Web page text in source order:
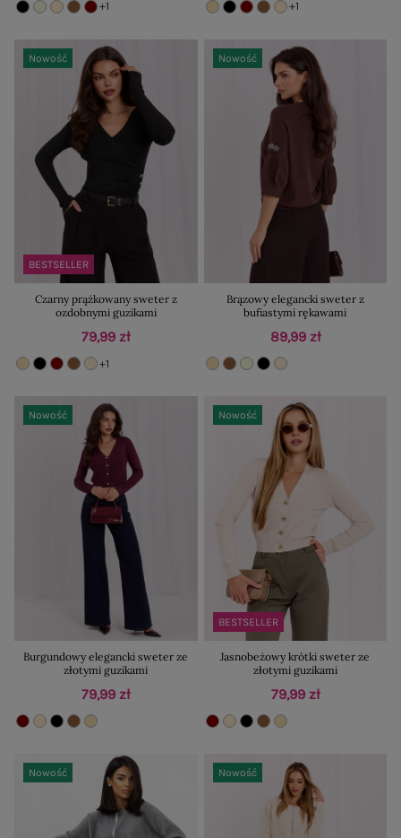
+1 +1
BESTSELLER
Nowość
Czarny prążkowany sweter z
ozdobnymi guzikami
79,99 zł
+1
Nowość
Brązowy elegancki sweter z
bufiastymi rękawami
89,99 zł
Nowość
Burgundowy elegancki sweter ze
złotymi guzikami
79,99 zł
BESTSELLER
Nowość
Jasnobeżowy krótki sweter ze
złotymi guzikami
79,99 zł
Nowość Nowość